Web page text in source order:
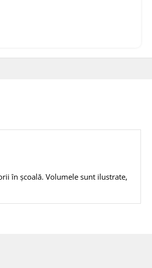
în școală. Volumele sunt ilustrate,